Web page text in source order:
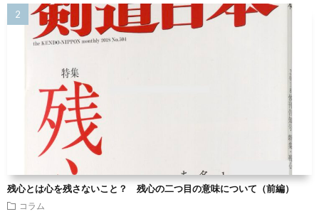
残心とは心を残さないこと？ 残心の二つ目の意味について（前編）
コラム